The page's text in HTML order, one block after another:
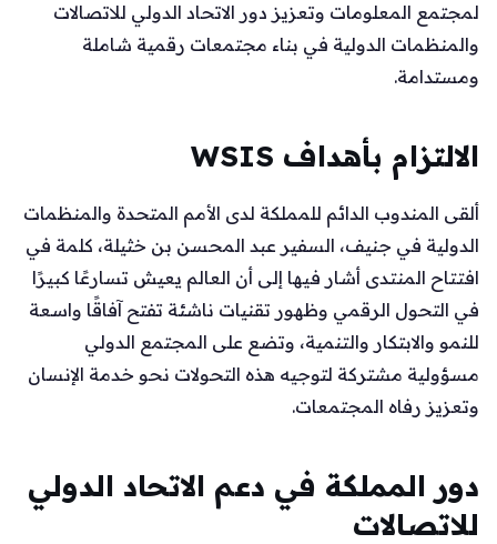
لمجتمع المعلومات وتعزيز دور الاتحاد الدولي للاتصالات
والمنظمات الدولية في بناء مجتمعات رقمية شاملة
ومستدامة.
الالتزام بأهداف WSIS
ألقى المندوب الدائم للمملكة لدى الأمم المتحدة والمنظمات
الدولية في جنيف، السفير عبد المحسن بن خثيلة، كلمة في
افتتاح المنتدى أشار فيها إلى أن العالم يعيش تسارعًا كبيرًا
في التحول الرقمي وظهور تقنيات ناشئة تفتح آفاقًا واسعة
للنمو والابتكار والتنمية، وتضع على المجتمع الدولي
مسؤولية مشتركة لتوجيه هذه التحولات نحو خدمة الإنسان
وتعزيز رفاه المجتمعات.
دور المملكة في دعم الاتحاد الدولي
للاتصالات